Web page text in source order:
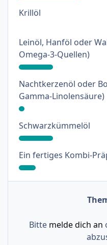
Krillöl: 0%
Leinöl, Hanföl oder
Omega-3-Quellen): 18%
Nachtkerzenöl oder
Gamma-Linolensäure):
Schwarzkümmelöl: 18%
Ein fertiges Kombi-
Bitte melde dich an